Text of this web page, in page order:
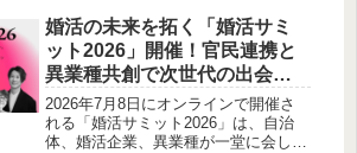
婚活の未来を拓く「婚活サミ
ット2026」開催！官民連携と
異業種共創で次世代の出会い
を創造
2026年7月8日にオンラインで開催さ
れる「婚活サミット2026」は、自治
体、婚活企業、異業種が一堂に会し、